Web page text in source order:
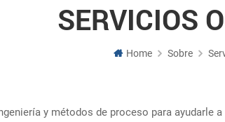
SERVICIOS
Home Sobre
y métodos de proceso para